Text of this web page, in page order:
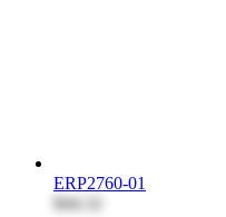
ERP2760-01
$44.32